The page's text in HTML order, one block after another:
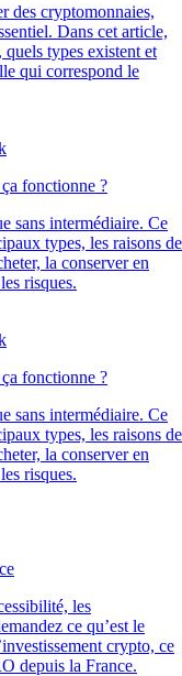
des cryptomonnaies,
Dans cet article,
types existent et
qui correspond le
fonctionne ?
sans intermédiaire. Ce
types, les raisons de
la conserver en
risques.
fonctionne ?
sans intermédiaire. Ce
types, les raisons de
la conserver en
risques.
les
ce qu’est le
crypto, ce
depuis la France.